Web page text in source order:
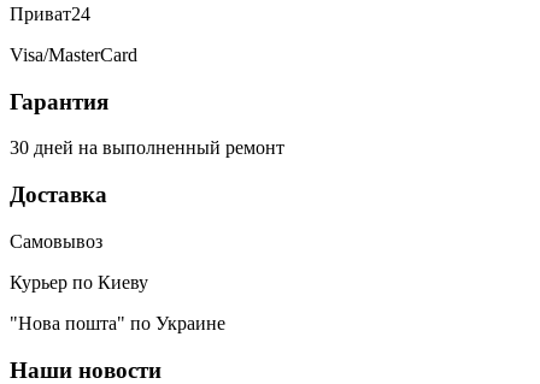
Приват24
Visa/MasterCard
Гарантия
30 дней на выполненный ремонт
Доставка
Самовывоз
Курьер по Киеву
"Нова пошта" по Украине
Наши новости